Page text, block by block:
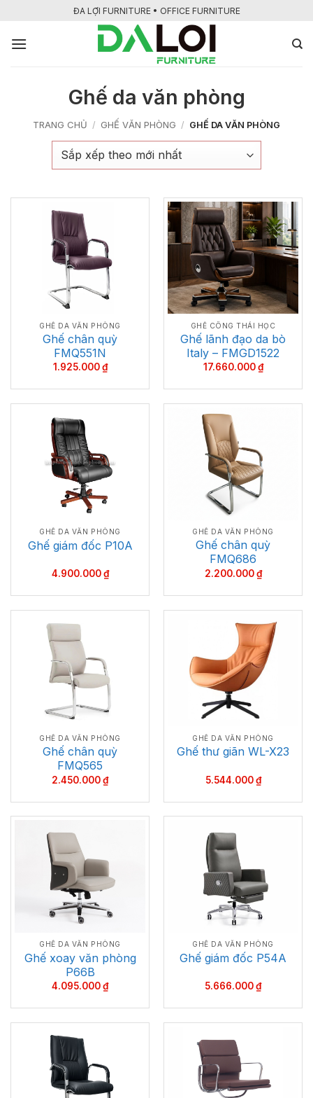
nội
ĐA LỢI FURNITURE • OFFICE FURNITURE
Ghế da văn phòng
TRANG CHỦ / GHẾ VĂN PHÒNG / GHẾ DA VĂN PHÒNG
GHẾ DA VĂN PHÒNG
Ghế chân quỳ
FMQ551N
1.925.000₫
GHẾ CÔNG THÁI HỌC
Ghế lãnh đạo da bò
Italy – FMGD1522
17.660.000₫
GHẾ DA VĂN PHÒNG
Ghế giám đốc P10A
4.900.000₫
GHẾ DA VĂN PHÒNG
Ghế chân quỳ
FMQ686
2.200.000₫
GHẾ DA VĂN PHÒNG
Ghế chân quỳ
FMQ565
2.450.000₫
GHẾ DA VĂN PHÒNG
Ghế thư giãn WL-X23
5.544.000₫
GHẾ DA VĂN PHÒNG
Ghế xoay văn phòng
P66B
4.095.000₫
GHẾ DA VĂN PHÒNG
Ghế giám đốc P54A
5.666.000₫